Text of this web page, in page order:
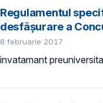
Regulamentul
desfășurare a
8 februarie 2017
invatamant